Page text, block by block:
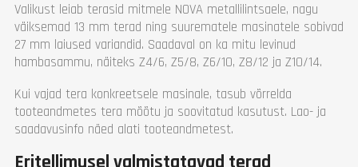
Valikust leiab terasid mitmele NOVA metallilintsaele, nagu
väiksemad 13 mm terad ning suurematele masinatele sobivad
27 mm laiused variandid. Saadaval on ka mitu levinud
hambasammu, näiteks Z4/6, Z5/8, Z6/10, Z8/12 ja Z10/14.
Kui vajad tera konkreetsele masinale, tasub võrrelda
tooteandmetes tera mõõtu ja soovitatud kasutust. Lao- ja
saadavusinfo näed alati tooteandmetest.